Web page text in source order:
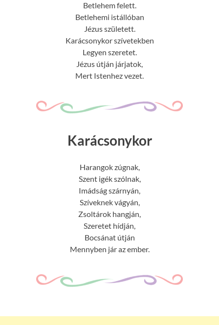
Betlehem felett.
Betlehemi istállóban
Jézus született.
Karácsonykor szívetekben
Legyen szeretet.
Jézus útján járjatok,
Mert Istenhez vezet.
Karácsonykor
Harangok zúgnak,
Szent igék szólnak,
Imádság szárnyán,
Szíveknek vágyán,
Zsoltárok hangján,
Szeretet hídján,
Bocsánat útján
Mennyben jár az ember.